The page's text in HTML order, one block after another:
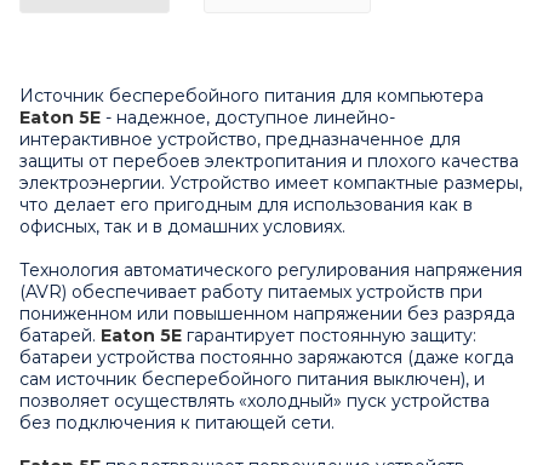
Источник бесперебойного питания для компьютера
Eaton 5E - надежное, доступное линейно-
интерактивное устройство, предназначенное для
защиты от перебоев электропитания и плохого качества
электроэнергии. Устройство имеет компактные размеры,
что делает его пригодным для использования как в
офисных, так и в домашних условиях.
Технология автоматического регулирования напряжения
(AVR) обеспечивает работу питаемых устройств при
пониженном или повышенном напряжении без разряда
батарей. Eaton 5E гарантирует постоянную защиту:
батареи устройства постоянно заряжаются (даже когда
сам источник бесперебойного питания выключен), и
позволяет осуществлять «холодный» пуск устройства
без подключения к питающей сети.